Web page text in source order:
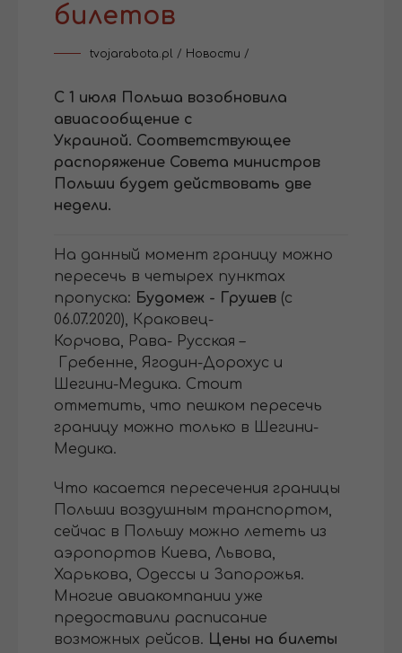
билетов
tvojarabota.pl / Новости /
С 1 июля Польша возобновила
авиасообщение с
Украиной. Соответствующее
распоряжение Совета министров
Польши будет действовать две
недели.
На данный момент границу можно
пересечь в четырех пунктах
пропуска: Будомеж - Грушев (c
06.07.2020),
Краковец-
Корчова, Рава- Русская –
Гребенне, Ягодин-Дорохус и
Шегини-Медика. Стоит
отметить, что пешком пересечь
границу можно только в Шегини-
Медика.
Что касается пересечения границы
Польши воздушным транспортом,
сейчас в Польшу можно лететь из
аэропортов Киева, Львова,
Харькова, Одессы и Запорожья.
Многие авиакомпании уже
предоставили расписание
возможных рейсов. Цены на билеты